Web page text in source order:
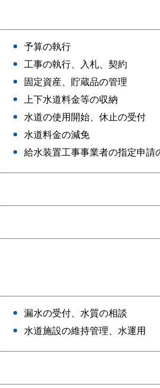
予算の執行
工事の執行、入札、契約
固定資産、貯蔵品の管理
上下水道料金等の収納
水道の使用開始、休止の受付
水道料金の減免
給水装置工事事業者の指定申請
漏水の受付、水質の相談
水道施設の維持管理、水運用